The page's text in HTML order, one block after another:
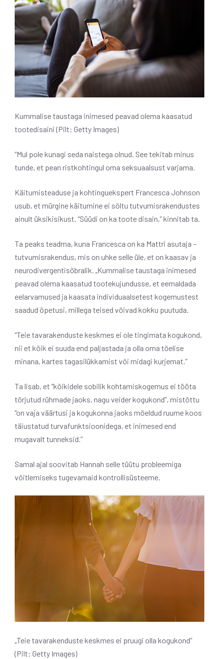
Kummalise taustaga inimesed peavad olema kaasatud
tootedisaini (Pilt: Getty Images)
“Mul pole kunagi seda naistega olnud. See tekitab minus
tunde, et pean ristkohtingul oma seksuaalsust varjama.
Käitumisteaduse ja kohtinguekspert Francesca Johnson
usub, et mürgine käitumine ei sõltu tutvumisrakendustes
ainult üksikisikust. “Süüdi on ka toote disain,” kinnitab ta.
Ta peaks teadma, kuna Francesca on ka Mattri asutaja –
tutvumisrakendus, mis on uhke selle üle, et on kaasav ja
neurodivergentisõbralik. „Kummalise taustaga inimesed
peavad olema kaasatud tootekujundusse, et eemaldada
eelarvamused ja kaasata individuaalsetest kogemustest
saadud õpetusi, millega teised võivad kokku puutuda.
“Teie tavarakenduste keskmes ei ole tingimata kogukond,
nii et kõik ei suuda end paljastada ja olla oma tõelise
minana, kartes tagasilükkamist või midagi kurjemat.”
Ta lisab, et “kõikidele sobilik kohtamiskogemus ei tööta
tõrjutud rühmade jaoks, nagu veider kogukond”, mistõttu
“on vaja väärtusi ja kogukonna jaoks mõeldud ruume koos
täiustatud turvafunktsioonidega, et inimesed end
mugavalt tunneksid.”
Samal ajal soovitab Hannah selle tüütu probleemiga
võitlemiseks tugevamaid kontrollisüsteeme.
„Teie tavarakenduste keskmes ei pruugi olla kogukond”
(Pilt: Getty Images)